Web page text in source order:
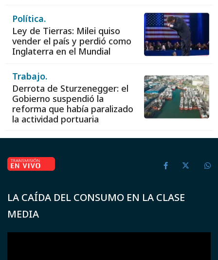
Política.
Ley de Tierras: Milei quiso
vender el país y perdió como
Inglaterra en el Mundial
Trabajo.
Derrota de Sturzenegger: el
Gobierno suspendió la
reforma que había paralizado
la actividad portuaria
LA CAÍDA DEL CONSUMO EN LA CLASE
MEDIA